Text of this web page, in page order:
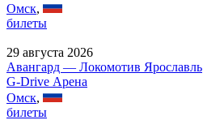
Омск,
билеты
29 августа 2026
Авангард — Локомотив Ярославль
G-Drive Арена
Омск,
билеты